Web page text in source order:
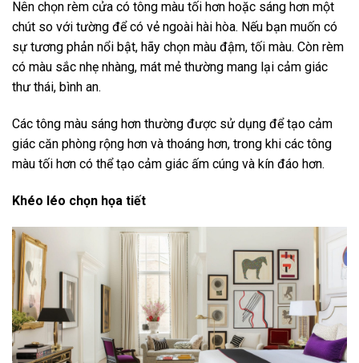
Nên chọn rèm cửa có tông màu tối hơn hoặc sáng hơn một
chút so với tường để có vẻ ngoài hài hòa. Nếu bạn muốn có
sự tương phản nổi bật, hãy chọn màu đậm, tối màu. Còn rèm
có màu sắc nhẹ nhàng, mát mẻ thường mang lại cảm giác
thư thái, bình an.
Các tông màu sáng hơn thường được sử dụng để tạo cảm
giác căn phòng rộng hơn và thoáng hơn, trong khi các tông
màu tối hơn có thể tạo cảm giác ấm cúng và kín đáo hơn.
Khéo léo chọn họa tiết